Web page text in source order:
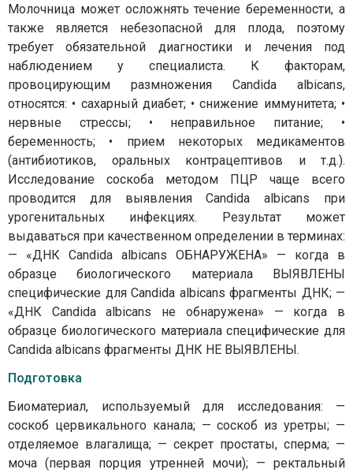
Молочница может осложнять течение беременности, а
также является небезопасной для плода, поэтому
требует обязательной диагностики и лечения под
наблюдением у специалиста. К факторам,
провоцирующим размножения Candida albicans,
относятся: • сахарный диабет; • снижение иммунитета; •
нервные стрессы; • неправильное питание; •
беременность; • прием некоторых медикаментов
(антибиотиков, оральных контрацептивов и т.д.).
Исследование соскоба методом ПЦР чаще всего
проводится для выявления Candida albicans при
урогенитальных инфекциях. Результат может
выдаваться при качественном определении в терминах:
— «ДНК Candida albicans ОБНАРУЖЕНА» — когда в
образце биологического материала ВЫЯВЛЕНЫ
специфические для Candida albicans фрагменты ДНК; —
«ДНК Candida albicans не обнаружена» — когда в
образце биологического материала специфические для
Candida albicans фрагменты ДНК НЕ ВЫЯВЛЕНЫ.
Подготовка
Биоматериал, используемый для исследования: —
соскоб цервикального канала; — соскоб из уретры; —
отделяемое влагалища; — секрет простаты, сперма; —
моча (первая порция утренней мочи); — ректальный